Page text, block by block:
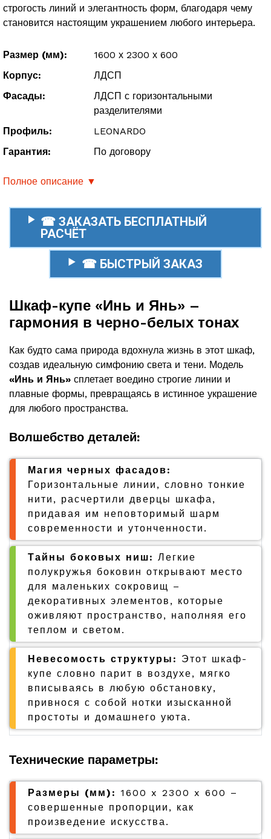
строгость линий и элегантность форм, благодаря чему
становится настоящим украшением любого интерьера.
Размер (мм):
1600 х 2300 х 600
Корпус:
ЛДСП
Фасады:
ЛДСП с горизонтальными
разделителями
Профиль:
LEONARDO
Гарантия:
По договору
Полное описание ▼
☎ ЗАКАЗАТЬ БЕСПЛАТНЫЙ
РАСЧЁТ
☎ БЫСТРЫЙ ЗАКАЗ
Шкаф-купе «Инь и Янь» –
гармония в черно-белых тонах
Как будто сама природа вдохнула жизнь в этот шкаф,
создав идеальную симфонию света и тени. Модель
«Инь и Янь» сплетает воедино строгие линии и
плавные формы, превращаясь в истинное украшение
для любого пространства.
Волшебство деталей:
Магия черных фасадов:
Горизонтальные линии, словно тонкие
нити, расчертили дверцы шкафа,
придавая им неповторимый шарм
современности и утонченности.
Тайны боковых ниш: Легкие
полукружья боковин открывают место
для маленьких сокровищ –
декоративных элементов, которые
оживляют пространство, наполняя его
теплом и светом.
Невесомость структуры: Этот шкаф-
купе словно парит в воздухе, мягко
вписываясь в любую обстановку,
привнося с собой нотки изысканной
простоты и домашнего уюта.
Технические параметры:
Размеры (мм): 1600 x 2300 x 600 –
совершенные пропорции, как
произведение искусства.